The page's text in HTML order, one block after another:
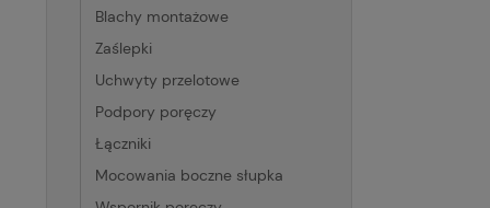
Blachy montażowe
Zaślepki
Uchwyty przelotowe
Podpory poręczy
Łączniki
Mocowania boczne słupka